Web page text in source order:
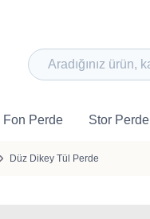
Fon Perde Stor Perde
Düz Dikey Tül Perde